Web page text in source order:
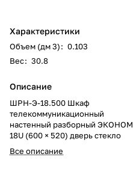
Характеристики
Объем (дм 3): 0.103
Вес: 30.8
Описание
ШРН-Э-18.500 Шкаф
телекоммуникационный
настенный разборный ЭКОНОМ
18U (600 × 520) дверь стекло
Все описание